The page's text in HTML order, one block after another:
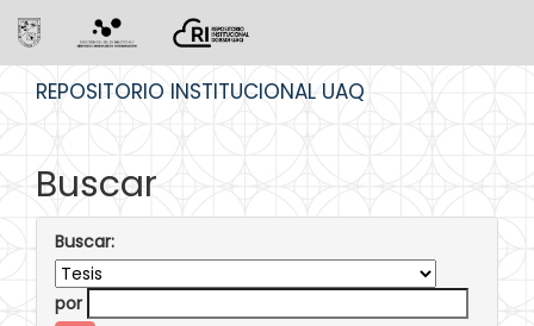
REPOSITORIO INSTITUCIONAL UAQ
Buscar
Buscar:
por